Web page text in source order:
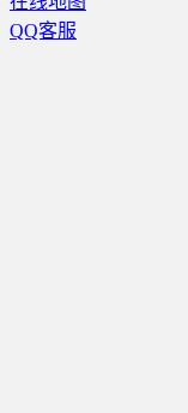
QQ客服